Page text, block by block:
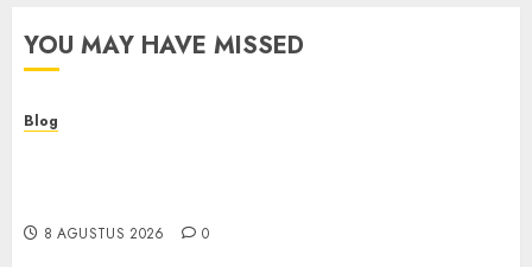
YOU MAY HAVE MISSED
Blog
8 AGUSTUS 2026 0